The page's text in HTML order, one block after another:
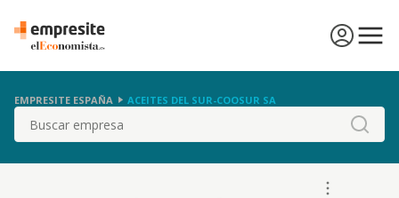
EMPRESITE ESPAÑA ACEITES DEL SUR-COOSUR SA
Buscar